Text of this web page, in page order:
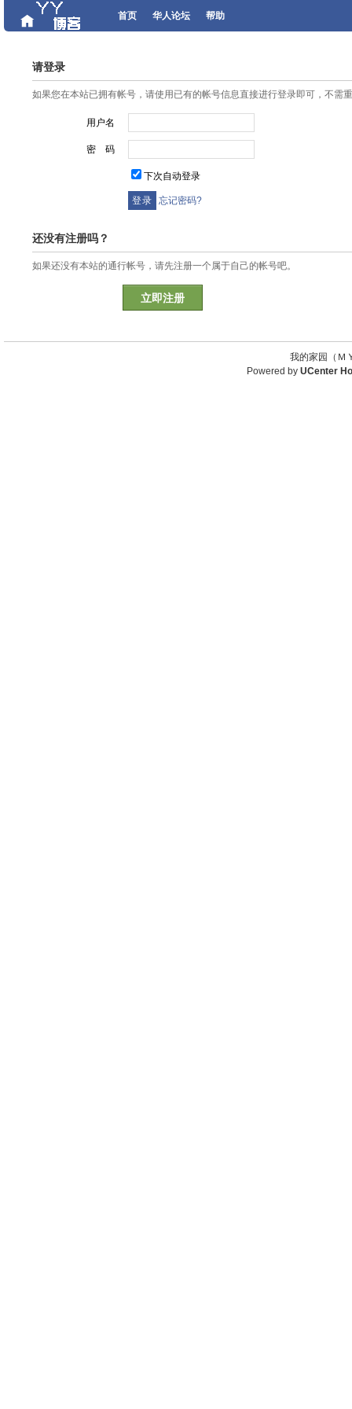
首页 华人论坛 帮助
请登录
如果您在本站已拥有帐号，请使用已有的帐号信息直接进行登录即可，不需
用户名
密 码
下次自动登录
忘记密码?
还没有注册吗？
如果还没有本站的通行帐号，请先注册一个属于自己的帐号吧。
立即注册
我的家园（
Powered by UCenter